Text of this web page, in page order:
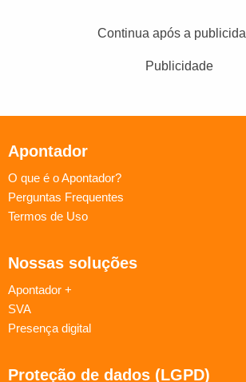
Continua após a
Publicidade
Apontador
O que é o Apontador?
Perguntas Frequentes
Termos de Uso
Nossas soluções
Apontador +
SVA
Presença digital
Proteção de dados (LGPD)